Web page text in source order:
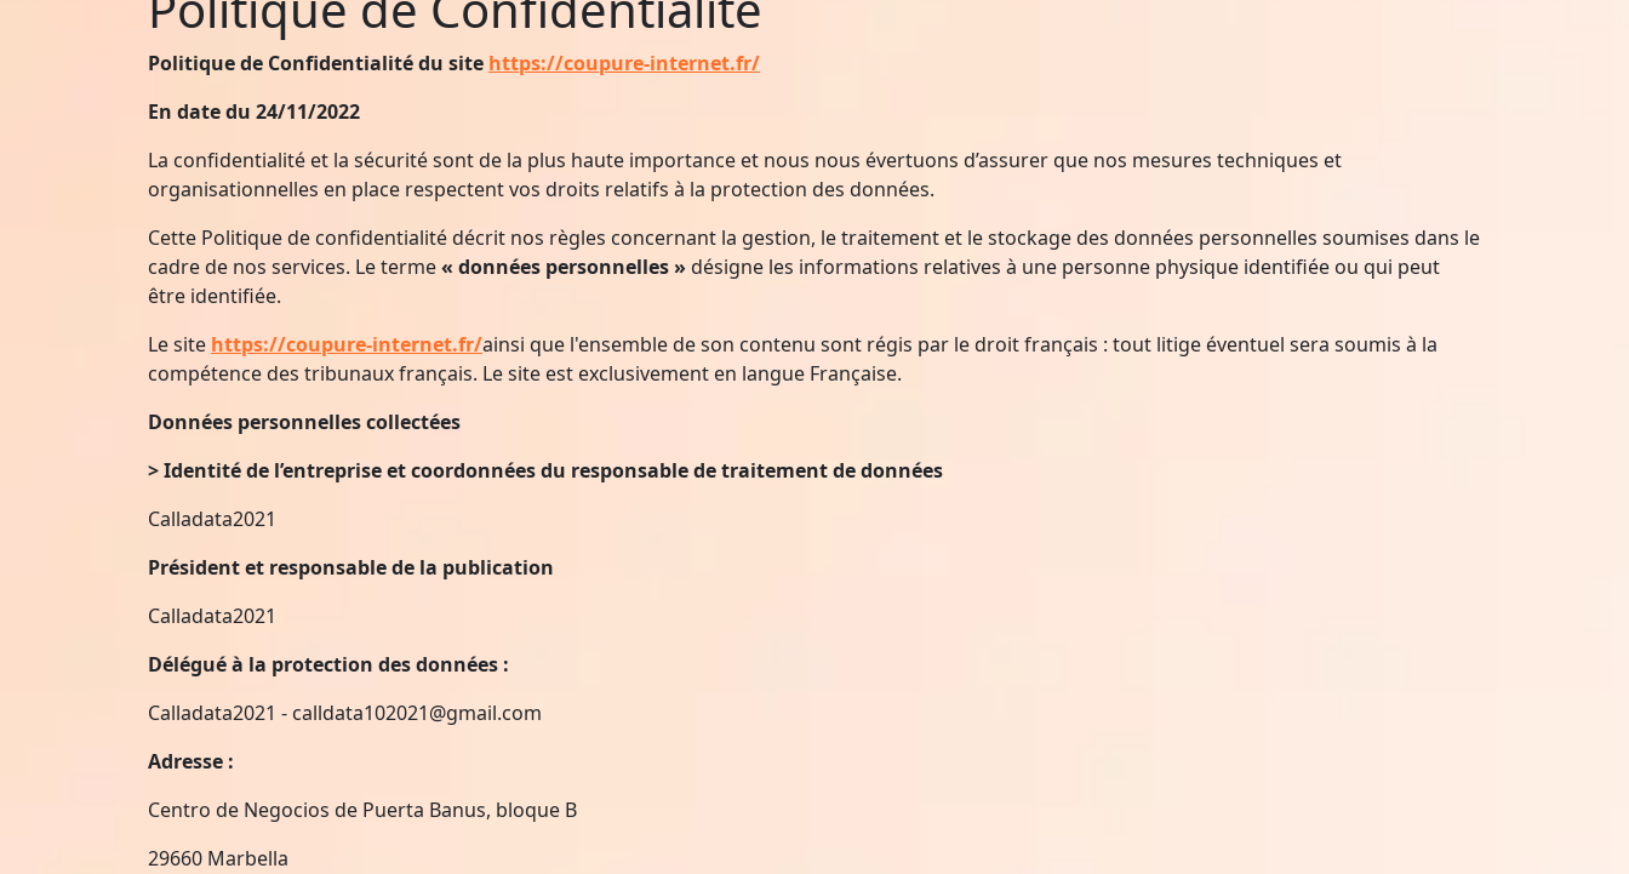
Politique de Confidentialité du site https://coupure-internet.fr/
En date du 24/11/2022
La confidentialité et la sécurité sont de la plus haute importance et nous nous évertuons d’assurer que nos mesures techniques et
organisationnelles en place respectent vos droits relatifs à la protection des données.
Cette Politique de confidentialité décrit nos règles concernant la gestion, le traitement et le stockage des données personnelles soumises dans le
cadre de nos services. Le terme« données personnelles » désigne les informations relatives à une personne physique identifiée ou qui peut
être identifiée.
Le site https://coupure-internet.fr/ainsi que l'ensemble de son contenu sont régis par le droit français : tout litige éventuel sera soumis à la
compétence des tribunaux français. Le site est exclusivement en langue Française.
Données personnelles collectées
> Identité de l’entreprise et coordonnées du responsable de traitement de données
Calladata2021
Président et responsable de la publication
Calladata2021
Délégué à la protection des données :
Calladata2021 - calldata102021@gmail.com
Adresse :
Centro de Negocios de Puerta Banus, bloque B
29660 Marbella